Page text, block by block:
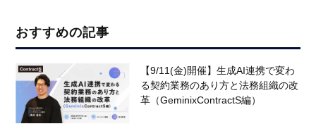
おすすめの記事
【9/11(金)開催】生成AI連携で変わ
る契約業務のあり方と法務組織の改
革（GeminixContractS編）